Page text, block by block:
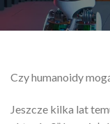
Czy humanoidy
Jeszcze kilka lat